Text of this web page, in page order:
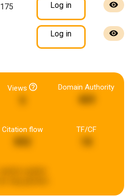
175 Log in
Log in
Views Domain Authority
469
Citation flow TF/CF